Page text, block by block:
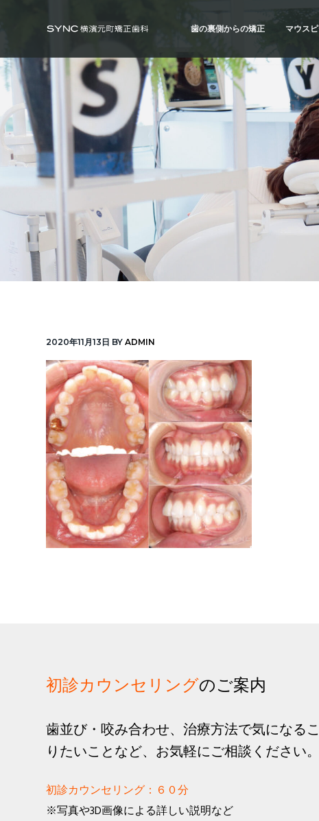
p
t
o
p
a
n
p
t
o
m
c
t
p
t
o
f
o
e
浜
の
矯
正
科
専
門
医
土
日
｜
横
み
な
み
町
中
華
街
駅」
徒
歩
1
分
歯の裏側からの矯正
歯の裏側からの矯正
ハーフ・リンガル
マウス
マウス
ハイブ
治療例
2020年11月13日 BYADMIN
初診カウンセリングのご案内
歯並び・咬み合わせ、治療方法で気になる
りたいことなど、お気軽にご相談ください。
初診カウンセリング：６０分
※写真や3D画像による詳しい説明など